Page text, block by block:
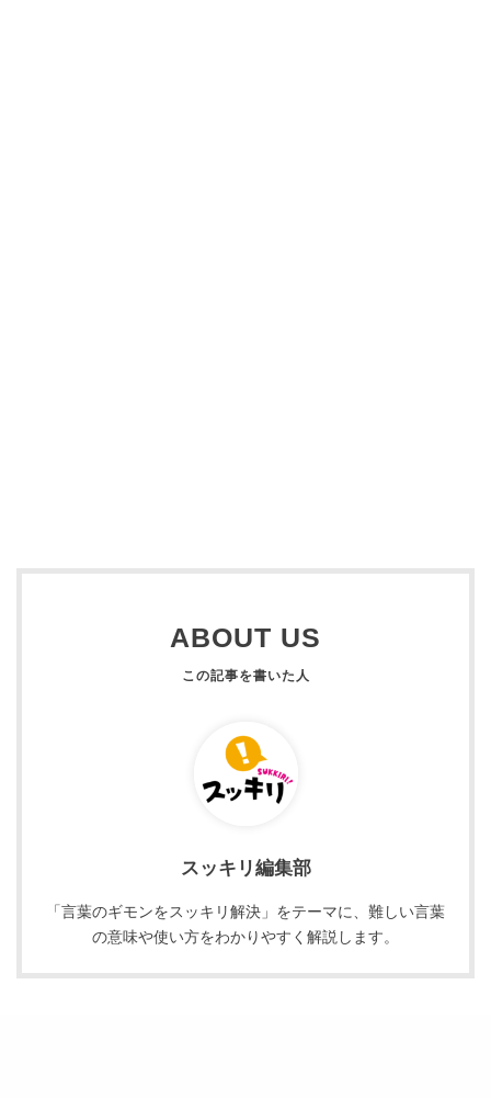
ABOUT US
スッキリ編集部
「言葉のギモンをスッキリ解決」をテーマに、難しい言葉
の意味や使い方をわかりやすく解説します。